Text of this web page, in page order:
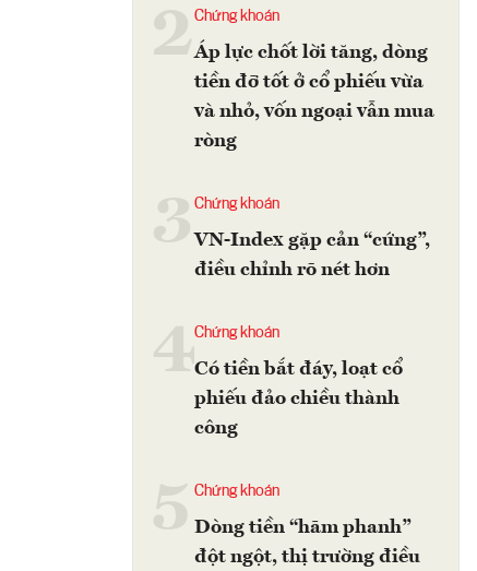
2Chứng khoán
Áp lực chốt lời tăng, dòng
tiền đỡ tốt ở cổ phiếu vừa
và nhỏ, vốn ngoại vẫn mua
ròng
Chứng khoán
VN-Index gặp cản “cứng”,
điều chỉnh rõ nét hơn
4Chứng khoán
Có tiền bắt đáy, loạt cổ
phiếu đảo chiều thành
công
Chứng khoán
Dòng tiền “hãm phanh”
đột ngột, thị trường điều